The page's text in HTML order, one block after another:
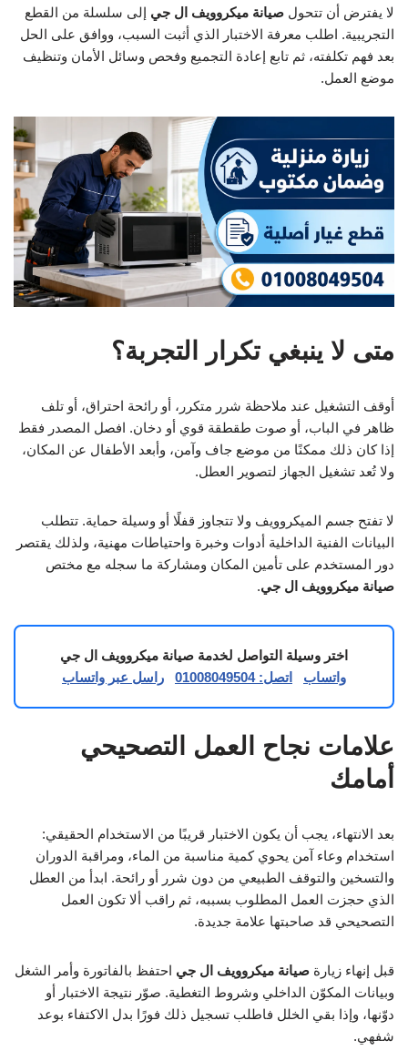
لا يفترض أن تتحول صيانة ميكروويف ال جي إلى سلسلة من القطع
التجريبية. اطلب معرفة الاختبار الذي أثبت السبب، ووافق على الحل
بعد فهم تكلفته، ثم تابع إعادة التجميع وفحص وسائل الأمان وتنظيف
موضع العمل.
متى لا ينبغي تكرار التجربة؟
أوقف التشغيل عند ملاحظة شرر متكرر، أو رائحة احتراق، أو تلف
ظاهر في الباب، أو صوت طقطقة قوي أو دخان. افصل المصدر فقط
إذا كان ذلك ممكنًا من موضع جاف وآمن، وأبعد الأطفال عن المكان،
ولا تُعد تشغيل الجهاز لتصوير العطل.
لا تفتح جسم الميكروويف ولا تتجاوز قفلًا أو وسيلة حماية. تتطلب
البيانات الفنية الداخلية أدوات وخبرة واحتياطات مهنية، ولذلك يقتصر
دور المستخدم على تأمين المكان ومشاركة ما سجله مع مختص
صيانة ميكروويف ال جي.
اختر وسيلة التواصل لخدمة صيانة ميكروويف ال جي
واتساب
اتصل: 01008049504 راسل عبر واتساب
علامات نجاح العمل التصحيحي
أمامك
بعد الانتهاء، يجب أن يكون الاختبار قريبًا من الاستخدام الحقيقي:
استخدام وعاء آمن يحوي كمية مناسبة من الماء، ومراقبة الدوران
والتسخين والتوقف الطبيعي من دون شرر أو رائحة. ابدأ من العطل
الذي حجزت العمل المطلوب بسببه، ثم راقب ألا تكون العمل
التصحيحي قد صاحبتها علامة جديدة.
قبل إنهاء زيارة صيانة ميكروويف ال جي احتفظ بالفاتورة وأمر الشغل
وبيانات المكوّن الداخلي وشروط التغطية. صوّر نتيجة الاختبار أو
دوّنها، وإذا بقي الخلل فاطلب تسجيل ذلك فورًا بدل الاكتفاء بوعد
شفهي.